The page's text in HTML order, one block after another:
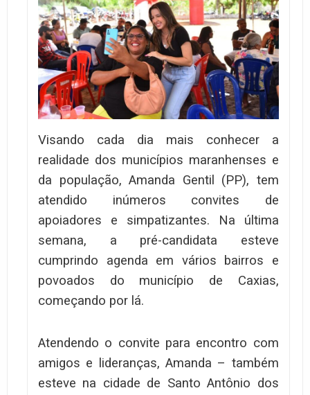
Visando cada dia mais conhecer a
realidade dos municípios maranhenses e
da população, Amanda Gentil (PP), tem
atendido inúmeros convites de
apoiadores e simpatizantes. Na última
semana, a pré-candidata esteve
cumprindo agenda em vários bairros e
povoados do município de Caxias,
começando por lá.
Atendendo o convite para encontro com
amigos e lideranças, Amanda – também
esteve na cidade de Santo Antônio dos